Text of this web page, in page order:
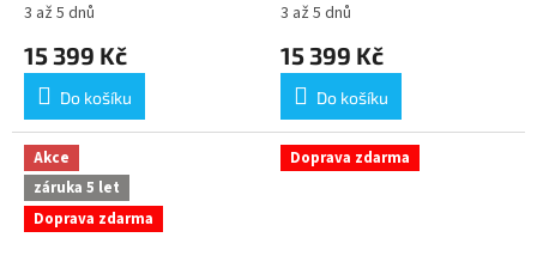
3 až 5 dnů
15 399 Kč
Do košíku
3 až 5 dnů
15 399 Kč
Do košíku
Akce
záruka 5 let
Doprava zdarma
Doprava zdarma